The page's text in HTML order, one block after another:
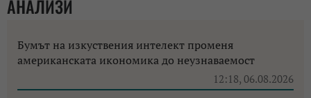
АНАЛИЗИ
Бумът на изкуствения интелект променя
американската икономика до неузнаваемост
12:18, 06.08.2026